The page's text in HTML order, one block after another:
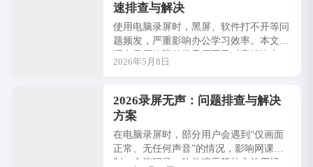
速排查与解决
使用电脑录屏时，黑屏、软件打不开等问
题频发，严重影响办公学习效率。本文梳
理出录屏故障的常见原因及对应解决办
法，无需专业技术，新手可快速排查，一
2026年5月8日
2026录屏无声：问题排查与解决
方案
在电脑录屏时，部分用户会遇到“仅画面
正常、无任何声音”的情况，影响网课录
制、会议记录、软件演示等核心使用场